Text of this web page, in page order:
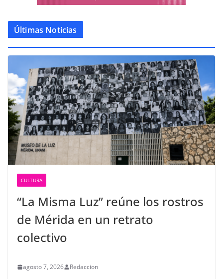
Últimas Noticias
CULTURA
“La Misma Luz” reúne los rostros
de Mérida en un retrato
colectivo
agosto 7, 2026 Redaccion